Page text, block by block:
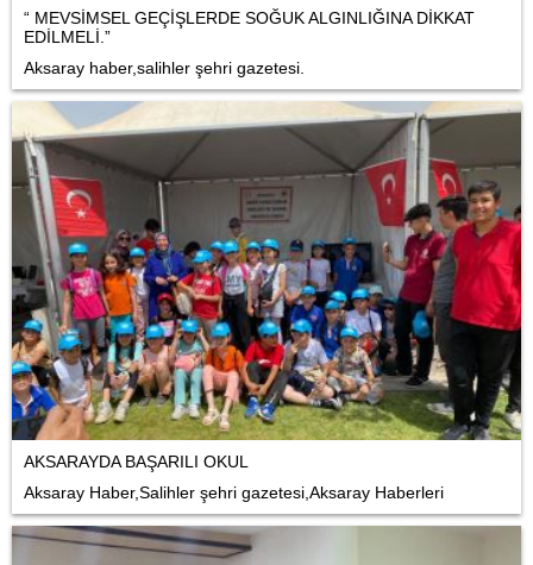
“ MEVSİMSEL GEÇİŞLERDE SOĞUK ALGINLIĞINA DİKKAT
EDİLMELİ.”
Aksaray haber,salihler şehri gazetesi.
AKSARAYDA BAŞARILI OKUL
Aksaray Haber,Salihler şehri gazetesi,Aksaray Haberleri